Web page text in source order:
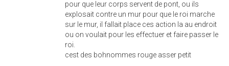
pour que leur corps servent de pont, ou ils
explosait contre un mur pour que le roi marche
sur le mur, il fallait place ces action la au endroit
ou on voulait pour les effectuer et faire passer le
roi.
cest des bohnommes rouge asser petit